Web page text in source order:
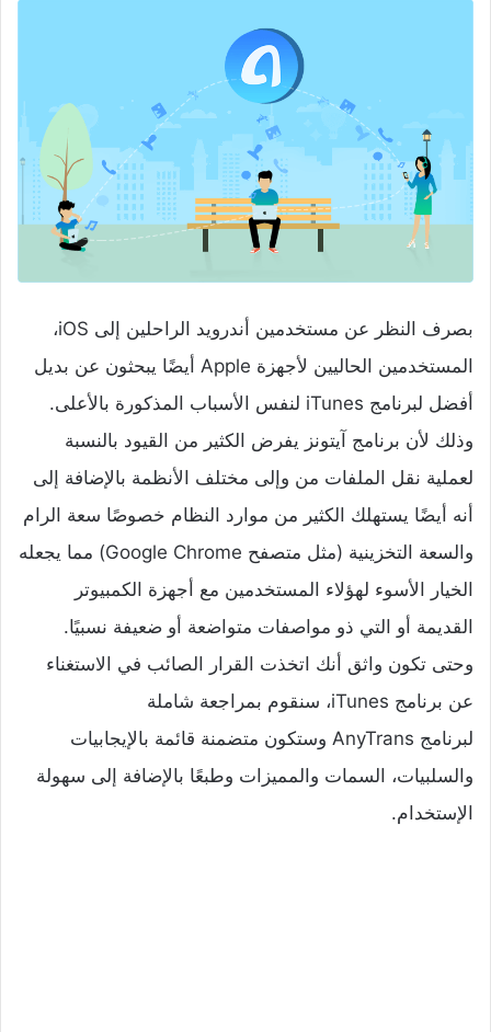
بصرف النظر عن مستخدمين أندرويد الراحلين إلى iOS،
المستخدمين الحاليين لأجهزة Apple أيضًا يبحثون عن بديل
أفضل لبرنامج iTunes لنفس الأسباب المذكورة بالأعلى.
وذلك لأن برنامج آيتونز يفرض الكثير من القيود بالنسبة
لعملية نقل الملفات من وإلى مختلف الأنظمة بالإضافة إلى
أنه أيضًا يستهلك الكثير من موارد النظام خصوصًا سعة الرام
والسعة التخزينية (مثل متصفح Google Chrome) مما يجعله
الخيار الأسوء لهؤلاء المستخدمين مع أجهزة الكمبيوتر
القديمة أو التي ذو مواصفات متواضعة أو ضعيفة نسبيًا.
وحتى تكون واثق أنك اتخذت القرار الصائب في الاستغناء
عن برنامج iTunes، سنقوم بمراجعة شاملة
لبرنامج AnyTrans وستكون متضمنة قائمة بالإيجابيات
والسلبيات، السمات والمميزات وطبعًا بالإضافة إلى سهولة
الإستخدام.